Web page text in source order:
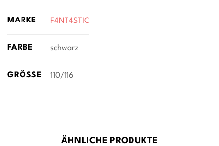
MARKE F4NT4STIC
FARBE schwarz
GRÖSSE 110/116
ÄHNLICHE PRODUKTE